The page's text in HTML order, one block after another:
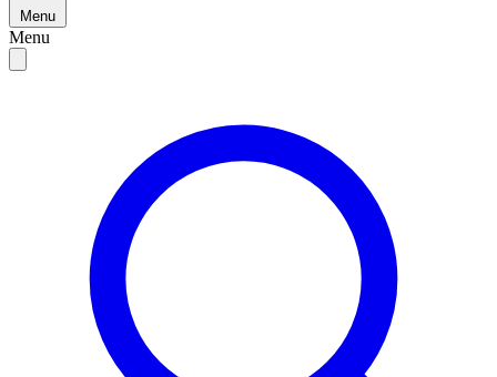
Menu
Menu